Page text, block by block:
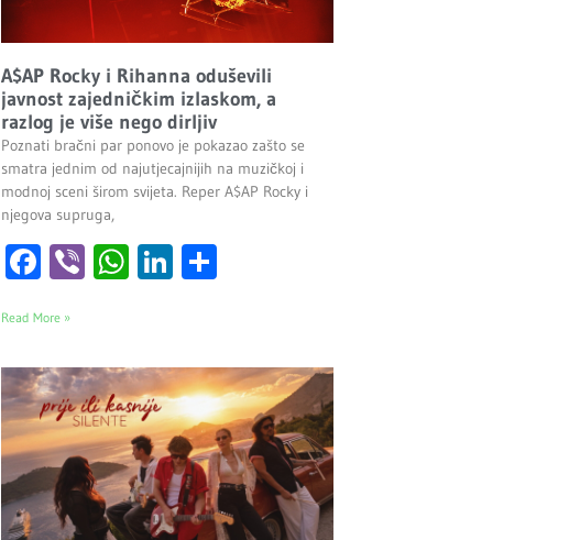
A$AP Rocky i Rihanna oduševili
javnost zajedničkim izlaskom, a
razlog je više nego dirljiv
Poznati bračni par ponovo je pokazao zašto se
smatra jednim od najutjecajnijih na muzičkoj i
modnoj sceni širom svijeta. Reper A$AP Rocky i
njegova supruga,
Facebook
ViberWhatsApp
LinkedIn
Read More »